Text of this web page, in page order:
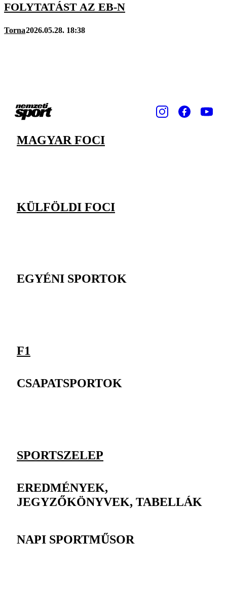
FOLYTATÁST AZ EB-N
Torna2026.05.28. 18:38
MAGYAR FOCI
KÜLFÖLDI FOCI
EGYÉNI SPORTOK
F1
CSAPATSPORTOK
SPORTSZELEP
EREDMÉNYEK,
JEGYZŐKÖNYVEK, TABELLÁK
NAPI SPORTMŰSOR